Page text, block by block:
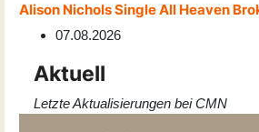
Alison Nichols Single All Heaven
07.08.2026
Aktuell
Letzte Aktualisierungen bei CMN